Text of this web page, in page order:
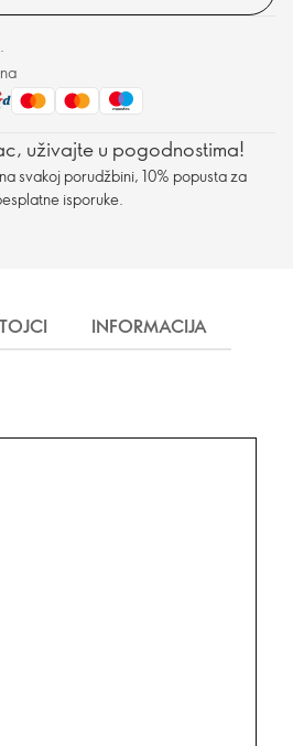
uživajte u pogodnostima!
svakoj porudžbini, 10% popusta za
isporuke.
INFORMACIJA